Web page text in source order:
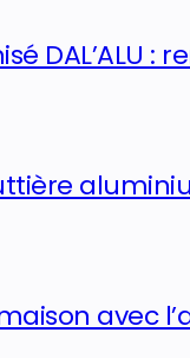
DAL’ALU :
avec